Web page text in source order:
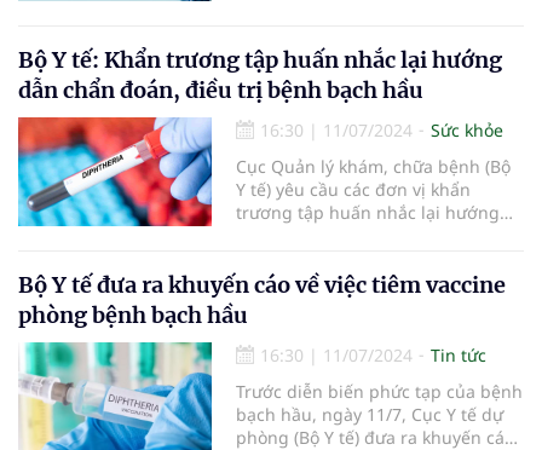
bệnh bạch hầu.
Bộ Y tế: Khẩn trương tập huấn nhắc lại hướng
dẫn chẩn đoán, điều trị bệnh bạch hầu
16:30 | 11/07/2024
Sức khỏe
Cục Quản lý khám, chữa bệnh (Bộ
Y tế) yêu cầu các đơn vị khẩn
trương tập huấn nhắc lại hướng
nghi ngờ để cách ly, điều trị sớm.
Bộ Y tế đưa ra khuyến cáo về việc tiêm vaccine
phòng bệnh bạch hầu
16:30 | 11/07/2024
Tin tức
Trước diễn biến phức tạp của bệnh
bạch hầu, ngày 11/7, Cục Y tế dự
phòng (Bộ Y tế) đưa ra khuyến cáo